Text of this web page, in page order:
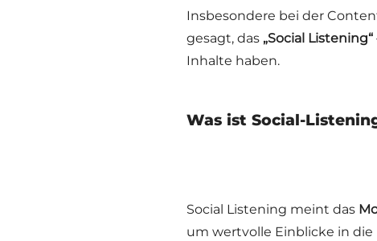
Insbesondere bei der
gesagt, das „Social Listening“
Inhalte haben.
Was ist Social-
Social Listening meint das
um wertvolle Einblicke in